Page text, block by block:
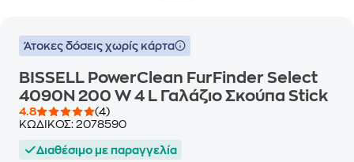
Άτοκες δόσεις χωρίς κάρτα
BISSELL PowerClean FurFinder Select
4090N 200 W 4 L Γαλάζιο Σκούπα Stick
4.8
(4)
ΚΩΔΙΚΟΣ: 2078590
Διαθέσιμο με παραγγελία